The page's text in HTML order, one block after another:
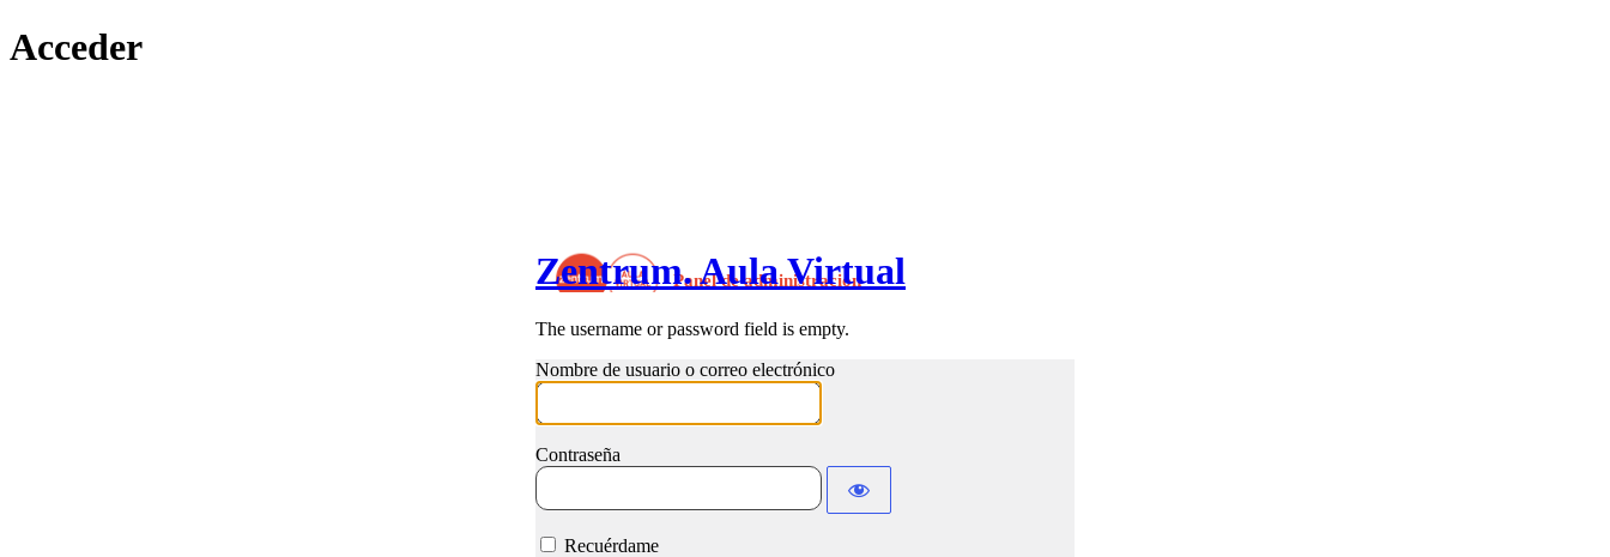
Acceder
Zentrum. Aula Virtual
The username or password field is empty.
Nombre de usuario o correo electrónico
Contraseña
Recuérdame